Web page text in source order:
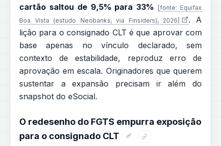
cartão saltou de 9,5% para 33%
[fonte: Equifax
Boa Vista (estudo Neobanks, via Finsiders), 2026]
. A
lição para o consignado CLT é que aprovar com
base apenas no vínculo declarado, sem
contexto de estabilidade, reproduz erro de
aprovação em escala. Originadores que querem
sustentar a expansão precisam ir além do
snapshot do eSocial.
O redesenho do FGTS empurra exposição
para o consignado CLT